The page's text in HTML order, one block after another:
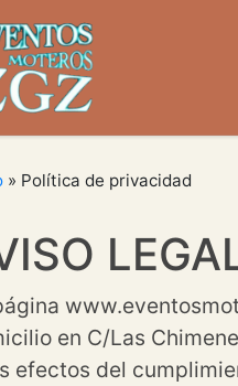
» Política de privacidad
en C/Las
efectos del